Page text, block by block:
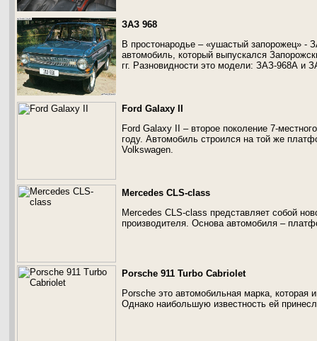
ЗАЗ 968
В простонародье – «ушастый запорожец» -
автомобиль, который выпускался
гг. Разновидности это модели: ЗАЗ-968А и
Ford Galaxy II
Ford Galaxy II – второе поколение 7-
году. Автомобиль строился на той же
Volkswagen.
Mercedes CLS-class
Mercedes CLS-class представляет собой
производителя. Основа автомобиля –
Porsche 911 Turbo Cabriolet
Porsche это автомобильная марка,
Однако наибольшую известность ей